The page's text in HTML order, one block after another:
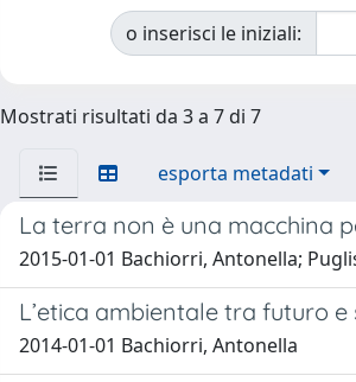
o inserisci le iniziali:
Mostrati risultati da 3 a 7 di 7
esporta metadati
La terra non è una macchina
2015-01-01 Bachiorri, Antonella;
L’etica ambientale tra futuro e
2014-01-01 Bachiorri, Antonella